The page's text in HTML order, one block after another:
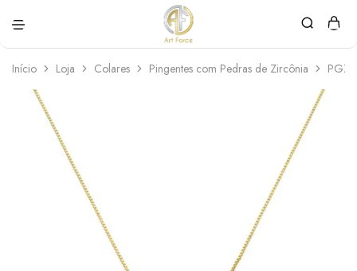
Force
personalizadas
Início Loja Colares Pingentes com Pedras de Zircônia